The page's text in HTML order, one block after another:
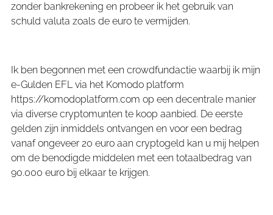
zonder bankrekening en probeer ik het gebruik van
schuld valuta zoals de euro te vermijden.
Ik ben begonnen met een crowdfundactie waarbij ik mijn
e-Gulden EFL via het Komodo platform
https://komodoplatform.com op een decentrale manier
via diverse cryptomunten te koop aanbied. De eerste
gelden zijn inmiddels ontvangen en voor een bedrag
vanaf ongeveer 20 euro aan cryptogeld kan u mij helpen
om de benodigde middelen met een totaalbedrag van
90.000 euro bij elkaar te krijgen.